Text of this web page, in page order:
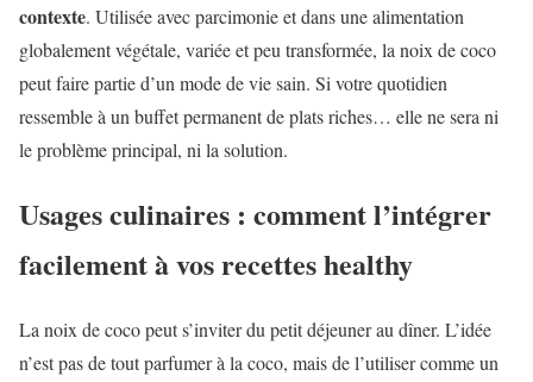
contexte. Utilisée avec parcimonie et dans une alimentation
globalement végétale, variée et peu transformée, la noix de coco
peut faire partie d’un mode de vie sain. Si votre quotidien
ressemble à un buffet permanent de plats riches… elle ne sera ni
le problème principal, ni la solution.
Usages culinaires : comment l’intégrer
facilement à vos recettes healthy
La noix de coco peut s’inviter du petit déjeuner au dîner. L’idée
n’est pas de tout parfumer à la coco, mais de l’utiliser comme un